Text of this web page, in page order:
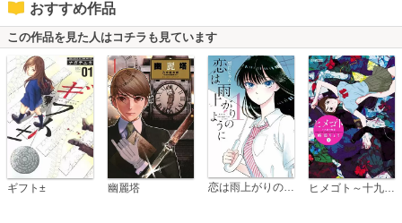
おすすめ作品
この作品を見た人はコチラも見ています
ギフト± 幽麗塔 恋は雨上がりのように